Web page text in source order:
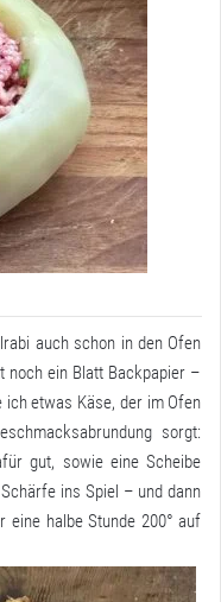
auch schon in den Ofen
noch ein Blatt Backpapier –
etwas Käse, der im Ofen
sorgt:
gut, sowie eine Scheibe
ins Spiel – und dann
halbe Stunde 200° auf